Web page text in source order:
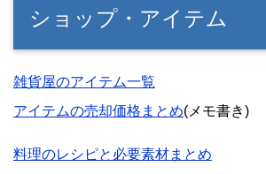
ショップ・アイテム
雑貨屋のアイテム一覧
アイテムの売却価格まとめ(メモ書き)
料理のレシピと必要素材まとめ